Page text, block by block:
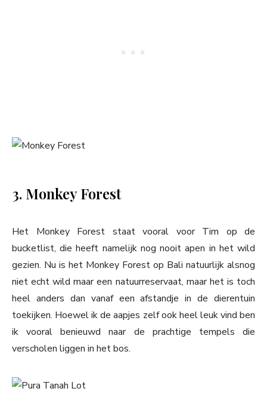
3. Monkey Forest
Het Monkey Forest staat vooral voor Tim op de
bucketlist, die heeft namelijk nog nooit apen in het wild
gezien. Nu is het Monkey Forest op Bali natuurlijk alsnog
niet echt wild maar een natuurreservaat, maar het is toch
heel anders dan vanaf een afstandje in de dierentuin
toekijken. Hoewel ik de aapjes zelf ook heel leuk vind ben
ik vooral benieuwd naar de prachtige tempels die
verscholen liggen in het bos.